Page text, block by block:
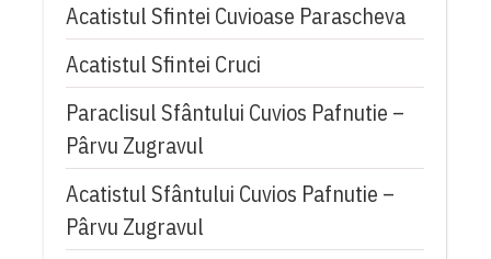
Acatistul Sfintei Cuvioase Parascheva
Acatistul Sfintei Cruci
Paraclisul Sfântului Cuvios Pafnutie –
Pârvu Zugravul
Acatistul Sfântului Cuvios Pafnutie –
Pârvu Zugravul